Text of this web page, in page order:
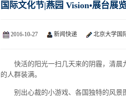
国际文化节|燕园 Vision•展台展
2016-10-27 新闻快递 北京大学国
快活的阳光一扫几天来的阴霾，清晨
的人群装满。
别出心裁的小游戏、各国独特的风景